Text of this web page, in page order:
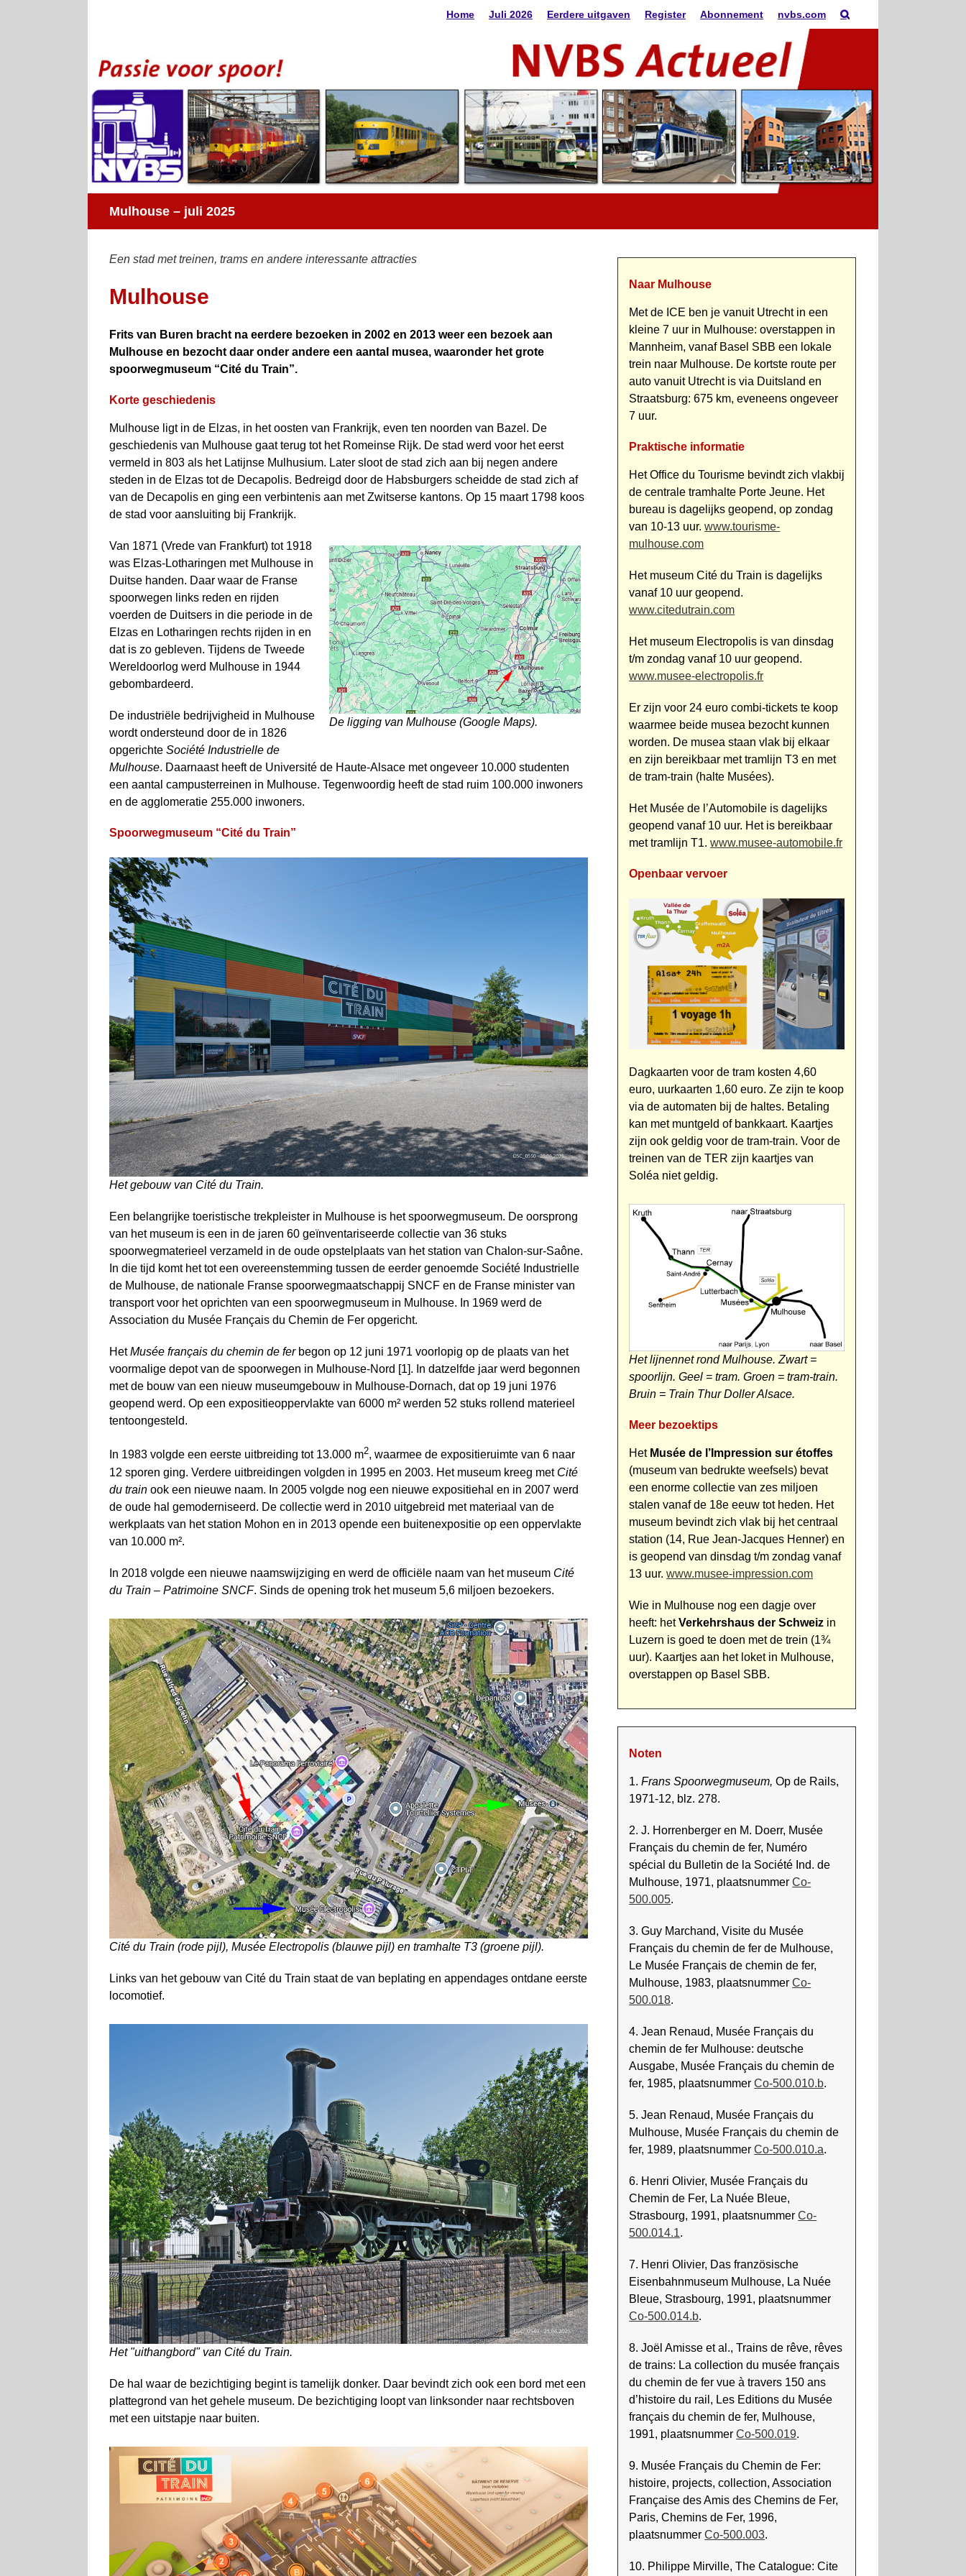
Home Juli 2026 Eerdere uitgaven Register Abonnement nvbs.com
Mulhouse – juli 2025
Een stad met treinen, trams en andere interessante attracties
Mulhouse
Frits van Buren bracht na eerdere bezoeken in 2002 en 2013 weer een bezoek aan
Mulhouse en bezocht daar onder andere een aantal musea, waaronder het grote
spoorwegmuseum “Cité du Train”.
Korte geschiedenis
Mulhouse ligt in de Elzas, in het oosten van Frankrijk, even ten noorden van Bazel. De
geschiedenis van Mulhouse gaat terug tot het Romeinse Rijk. De stad werd voor het eerst
vermeld in 803 als het Latijnse Mulhusium. Later sloot de stad zich aan bij negen andere
steden in de Elzas tot de Decapolis. Bedreigd door de Habsburgers scheidde de stad zich af
van de Decapolis en ging een verbintenis aan met Zwitserse kantons. Op 15 maart 1798 koos
de stad voor aansluiting bij Frankrijk.
De ligging van Mulhouse (Google Maps).
Van 1871 (Vrede van Frankfurt) tot 1918
was Elzas-Lotharingen met Mulhouse in
Duitse handen. Daar waar de Franse
spoorwegen links reden en rijden
voerden de Duitsers in die periode in de
Elzas en Lotharingen rechts rijden in en
dat is zo gebleven. Tijdens de Tweede
Wereldoorlog werd Mulhouse in 1944
gebombar­deerd.
De industriële bedrijvigheid in Mulhouse
wordt ondersteund door de in 1826
opgerichte Société Industrielle de
Mulhouse. Daarnaast heeft de Université de Haute-Alsace met ongeveer 10.000 studenten
een aantal campusterreinen in Mulhouse. Tegenwoordig heeft de stad ruim 100.000 inwoners
en de agglomeratie 255.000 inwoners.
Spoorwegmuseum “Cité du Train”
Het gebouw van Cité du Train.
Een belangrijke toeristische trekpleister in Mulhouse is het spoorwegmuseum. De oorsprong
van het museum is een in de jaren 60 geïnventariseerde collectie van 36 stuks
spoorwegmaterieel verzameld in de oude opstelplaats van het station van Chalon-sur-Saône.
In die tijd komt het tot een overeenstemming tussen de eerder genoemde Société Industrielle
de Mulhouse, de nationale Franse spoor­weg­maatschappij SNCF en de Franse minister van
transport voor het oprichten van een spoorwegmuseum in Mulhouse. In 1969 werd de
Association du Musée Français du Chemin de Fer opgericht.
HetMusée français du chemin de ferbegon op 12 juni 1971 voorlopig op de plaats van het
voormalige depot van de spoorwegen in Mulhouse-Nord [1]. In datzelfde jaar werd begonnen
met de bouw van een nieuw museumgebouw in Mulhouse-Dornach, dat op 19 juni 1976
geopend werd. Op een expositie­oppervlakte van 6000 m² werden 52 stuks rollend materieel
tentoongesteld.
In 1983 volgde een eerste uitbreiding tot 13.000 m2, waarmee de expositieruimte van 6 naar
12 sporen ging. Verdere uitbreidingen volgden in 1995 en 2003. Het museum kreeg met Cité
du train ook een nieuwe naam. In 2005 volgde nog een nieuwe expositiehal en in 2007 werd
de oude hal gemoderniseerd. De collectie werd in 2010 uitgebreid met materiaal van de
werkplaats van het station Mohon en in 2013 opende een buitenexpositie op een oppervlakte
van 10.000 m².
In 2018 volgde een nieuwe naamswijziging en werd de officiële naam van het museum Cité
du Train – Patrimoine SNCF. Sinds de opening trok het museum 5,6 miljoen bezoekers.
Cité du Train (rode pijl), Musée Electropolis (blauwe pijl) en tramhalte T3 (groene pijl).
Links van het gebouw van Cité du Train staat de van beplating en appendages ontdane eerste
locomotief.
Het ʺuithangbordʺ van Cité du Train.
De hal waar de bezichtiging begint is tamelijk donker. Daar bevindt zich ook een bord met een
plattegrond van het gehele museum. De bezichtiging loopt van linksonder naar rechtsboven
met een uitstapje naar buiten.
Naar Mulhouse
Met de ICE ben je vanuit Utrecht in een
kleine 7 uur in Mulhouse: overstappen in
Mannheim, vanaf Basel SBB een lokale
trein naar Mulhouse. De kortste route per
auto vanuit Utrecht is via Duitsland en
Straatsburg: 675 km, eveneens ongeveer
7 uur.
Praktische informatie
Het Office du Tourisme bevindt zich vlakbij
de centrale tramhalte Porte Jeune. Het
bureau is dagelijks geopend, op zondag
van 10-13 uur.www.tourisme-
mulhouse.com
Het museum Cité du Train is dagelijks
vanaf 10 uur geopend.
www.citedutrain.com
Het museum Electropolis is van dinsdag
t/m zondag vanaf 10 uur geopend.
www.musee-electropolis.fr
Er zijn voor 24 euro combi-tickets te koop
waarmee beide musea bezocht kunnen
worden. De musea staan vlak bij elkaar
en zijn bereikbaar met tramlijn T3 en met
de tram-train (halte Musées).
Het Musée de l’Automobile is dagelijks
geopend vanaf 10 uur. Het is bereikbaar
met tramlijn T1.www.musee-automobile.fr
Openbaar vervoer
Dagkaarten voor de tram kosten 4,60
euro, uurkaarten 1,60 euro. Ze zijn te koop
via de automaten bij de haltes. Betaling
kan met muntgeld of bankkaart. Kaartjes
zijn ook geldig voor de tram-train. Voor de
treinen van de TER zijn kaartjes van
Soléa niet geldig.
Het lijnennet rond Mulhouse. Zwart =
spoorlijn. Geel = tram. Groen = tram-train.
Bruin = Train Thur Doller Alsace.
Meer bezoektips
Het Musée de l’Impression sur étoffes
(museum van bedrukte weefsels) bevat
een enorme collectie van zes miljoen
stalen vanaf de 18e eeuw tot heden. Het
museum bevindt zich vlak bij het centraal
station (14, Rue Jean-Jacques Henner) en
is geopend van dinsdag t/m zondag vanaf
13 uur.www.musee-impression.com
Wie in Mulhouse nog een dagje over
heeft: hetVerkehrshaus der Schweiz in
Luzern is goed te doen met de trein (1¾
uur). Kaartjes aan het loket in Mulhouse,
overstappen op Basel SBB.
Noten
1.Frans Spoorwegmuseum,Op de Rails,
1971-12, blz. 278.
2. J. Horrenberger en M. Doerr, Musée
Français du chemin de fer, Numéro
spécial du Bulletin de la Société Ind. de
Mulhouse, 1971, plaatsnummerCo-
500.005.
3. Guy Marchand, Visite du Musée
Français du chemin de fer de Mulhouse,
Le Musée Français de chemin de fer,
Mulhouse, 1983, plaatsnummerCo-
500.018.
4. Jean Renaud, Musée Français du
chemin de fer Mulhouse: deutsche
Ausgabe, Musée Français du chemin de
fer, 1985, plaatsnummerCo-500.010.b.
5. Jean Renaud, Musée Français du
Mulhouse, Musée Français du chemin de
fer, 1989, plaatsnummerCo-500.010.a.
6. Henri Olivier, Musée Français du
Chemin de Fer, La Nuée Bleue,
Strasbourg, 1991, plaatsnummerCo-
500.014.1.
7. Henri Olivier, Das französische
Eisenbahnmuseum Mulhouse, La Nuée
Bleue, Strasbourg, 1991, plaatsnummer
Co-500.014.b.
8. Joël Amisse et al., Trains de rêve, rêves
de trains: La collection du musée français
du chemin de fer vue à travers 150 ans
d’histoire du rail, Les Editions du Musée
français du chemin de fer, Mulhouse,
1991, plaatsnummerCo-500.019.
9. Musée Français du Chemin de Fer:
histoire, projects, collection, Association
Française des Amis des Chemins de Fer,
Paris, Chemins de Fer, 1996,
plaatsnummerCo-500.003.
10. Philippe Mirville, The Catalogue: Cite